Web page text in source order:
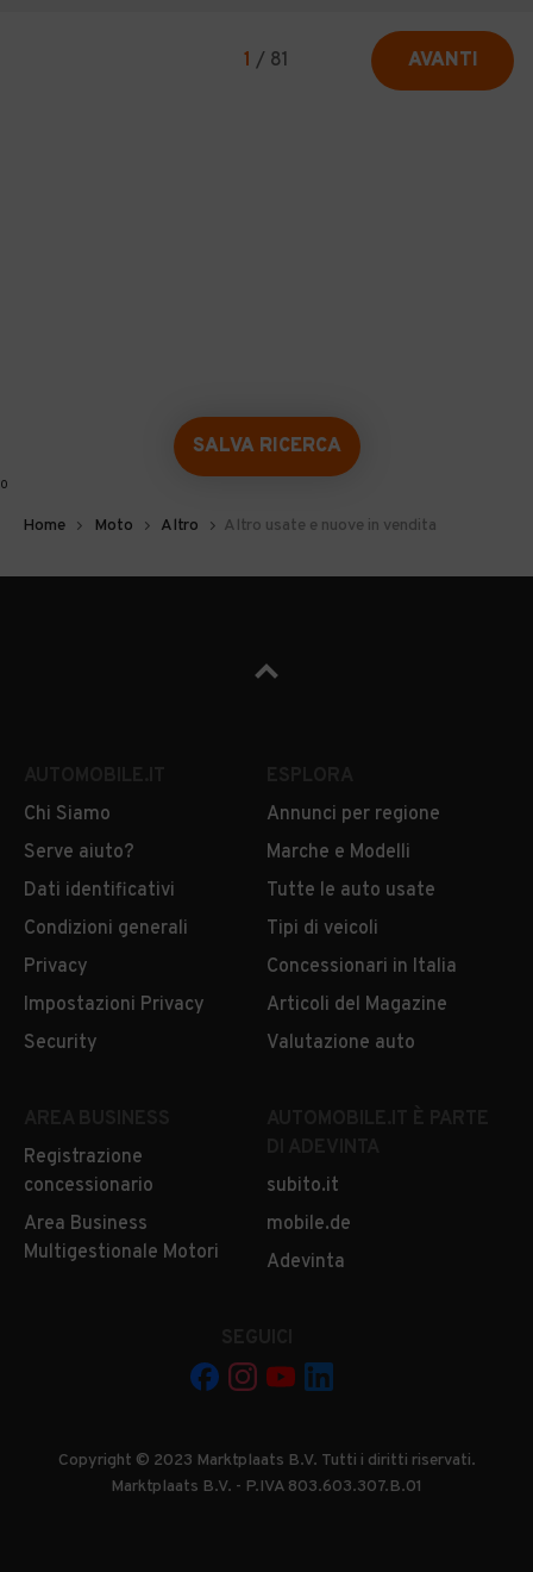
1 / 81 AVANTI
SALVA RICERCA
0
Home Moto Altro Altro usate e nuove in vendita
Chi Siamo
Serve aiuto?
Dati identificativi
Condizioni generali
Privacy
Impostazioni Privacy
Security
Annunci per regione
Marche e Modelli
Tutte le auto usate
Tipi di veicoli
Concessionari in Italia
Articoli del Magazine
Valutazione auto
Registrazione
concessionario
Area Business
Multigestionale Motori
subito.it
mobile.de
Adevinta
Copyright © 2023 Marktplaats B.V. Tutti i diritti riservati.
Marktplaats B.V. - P.IVA 803.603.307.B.01